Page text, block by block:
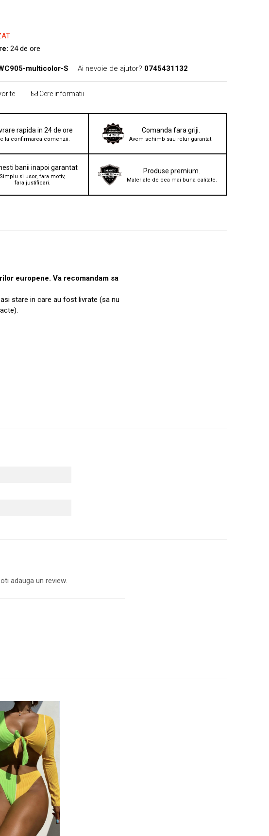
24 de ore
multicolor-S Ai nevoie de ajutor? 0745431132
Cere informatii
rapida in 24 de ore
la confirmarea comenzii.
Comanda fara griji.
Avem schimb sau retur garantat.
banii inapoi garantat
Simplu si usor, fara motiv,
fara justificari.
Produse premium.
Materiale de cea mai buna calitate.
europene. Va recomandam sa
stare in care au fost livrate (sa nu
adauga un review.